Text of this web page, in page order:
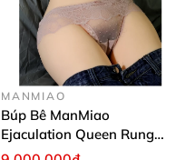
MANMIAO
Búp Bê ManMiao
Ejaculation Queen Rung
Cảm Biến Sưởi Ấm Xuất